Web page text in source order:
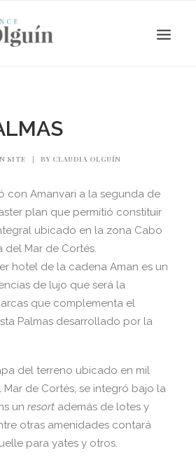
Search
SITE | BY CLAUDIA OLGUÍN
con Amanvari a la segunda de
plan que permitió constituir
ubicado en la zona Cabo
del Mar de Cortés.
hotel de la cadena Aman es un
de lujo que será la
que complementa el
Palmas desarrollado por la
del terreno ubicado en mil
de Cortés, se integró bajo la
un resort además de lotes y
otras amenidades contará
para yates y otros.